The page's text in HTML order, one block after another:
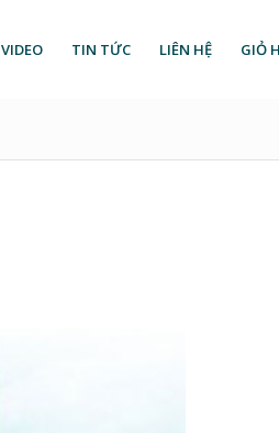
VIDEO TIN TỨC LIÊN HỆ GIỎ